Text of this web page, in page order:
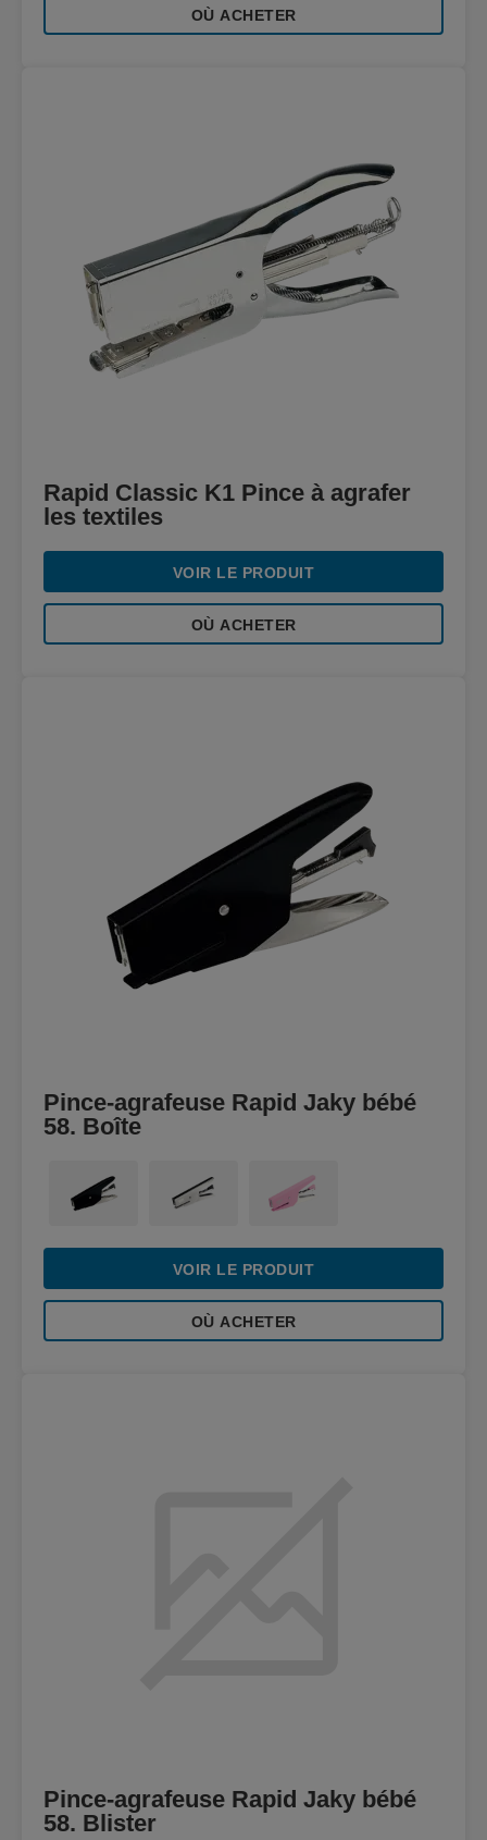
OÙ ACHETER
Rapid Classic K1 Pince à agrafer
les textiles
VOIR LE PRODUIT
OÙ ACHETER
Pince-agrafeuse Rapid Jaky bébé
58. Boîte
VOIR LE PRODUIT
OÙ ACHETER
Pince-agrafeuse Rapid Jaky bébé
58. Blister